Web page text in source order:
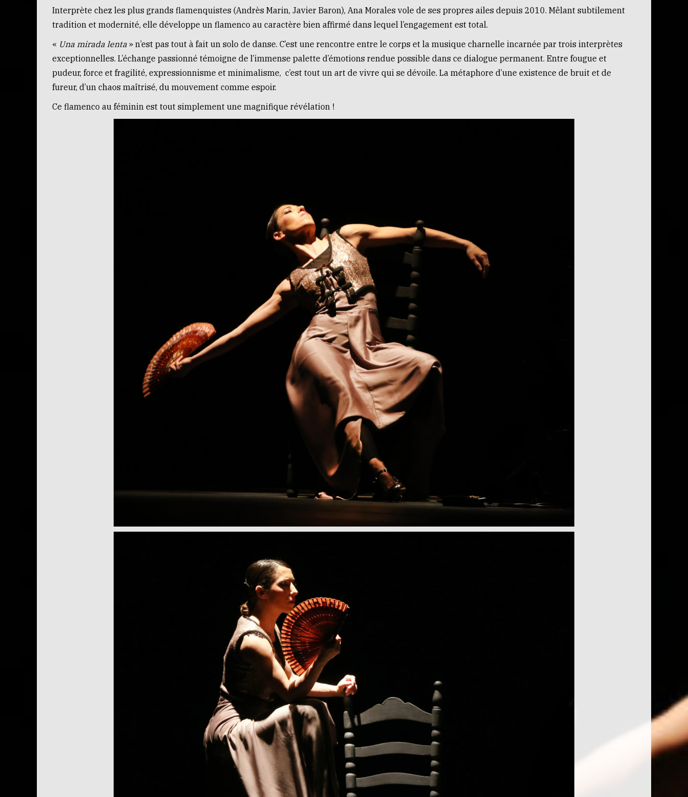
Interprète chez les plus grands flamenquistes (Andrès Marin, Javier Baron), Ana Morales vole de ses propres ailes depuis 2010. Mêlant subtilement
tradition et modernité, elle développe un flamenco au caractère bien affirmé dans lequel l’engagement est total.
« Una mirada lenta » n’est pas tout à fait un solo de danse. C’est une rencontre entre le corps et la musique charnelle incarnée par trois interprètes
exceptionnelles. L’échange passionné témoigne de l’immense palette d’émotions rendue possible dans ce dialogue permanent. Entre fougue et
pudeur, force et fragilité, expressionnisme et minimalisme, c’est tout un art de vivre qui se dévoile. La métaphore d’une existence de bruit et de
fureur, d’un chaos maîtrisé, du mouvement comme espoir.
Ce flamenco au féminin est tout simplement une magnifique révélation !